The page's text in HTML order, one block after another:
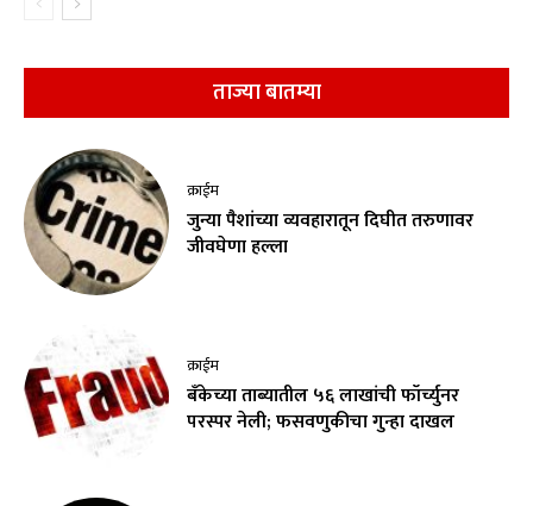
ताज्या बातम्या
क्राईम
जुन्या पैशांच्या व्यवहारातून दिघीत तरुणावर
जीवघेणा हल्ला
क्राईम
बँकेच्या ताब्यातील ५६ लाखांची फॉर्च्युनर
परस्पर नेली; फसवणुकीचा गुन्हा दाखल